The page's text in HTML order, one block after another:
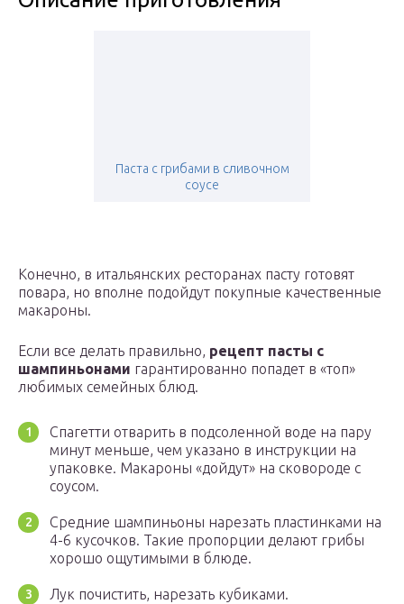
Паста с грибами в сливочном
соусе
Конечно, в итальянских ресторанах пасту готовят
повара, но вполне подойдут покупные качественные
макароны.
Если все делать правильно, рецепт пасты с
шампиньонами гарантированно попадет в «топ»
любимых семейных блюд.
Спагетти отварить в подсоленной воде на пару
минут меньше, чем указано в инструкции на
упаковке. Макароны «дойдут» на сковороде с
соусом.
Средние шампиньоны нарезать пластинками на
4-6 кусочков. Такие пропорции делают грибы
хорошо ощутимыми в блюде.
Лук почистить, нарезать кубиками.